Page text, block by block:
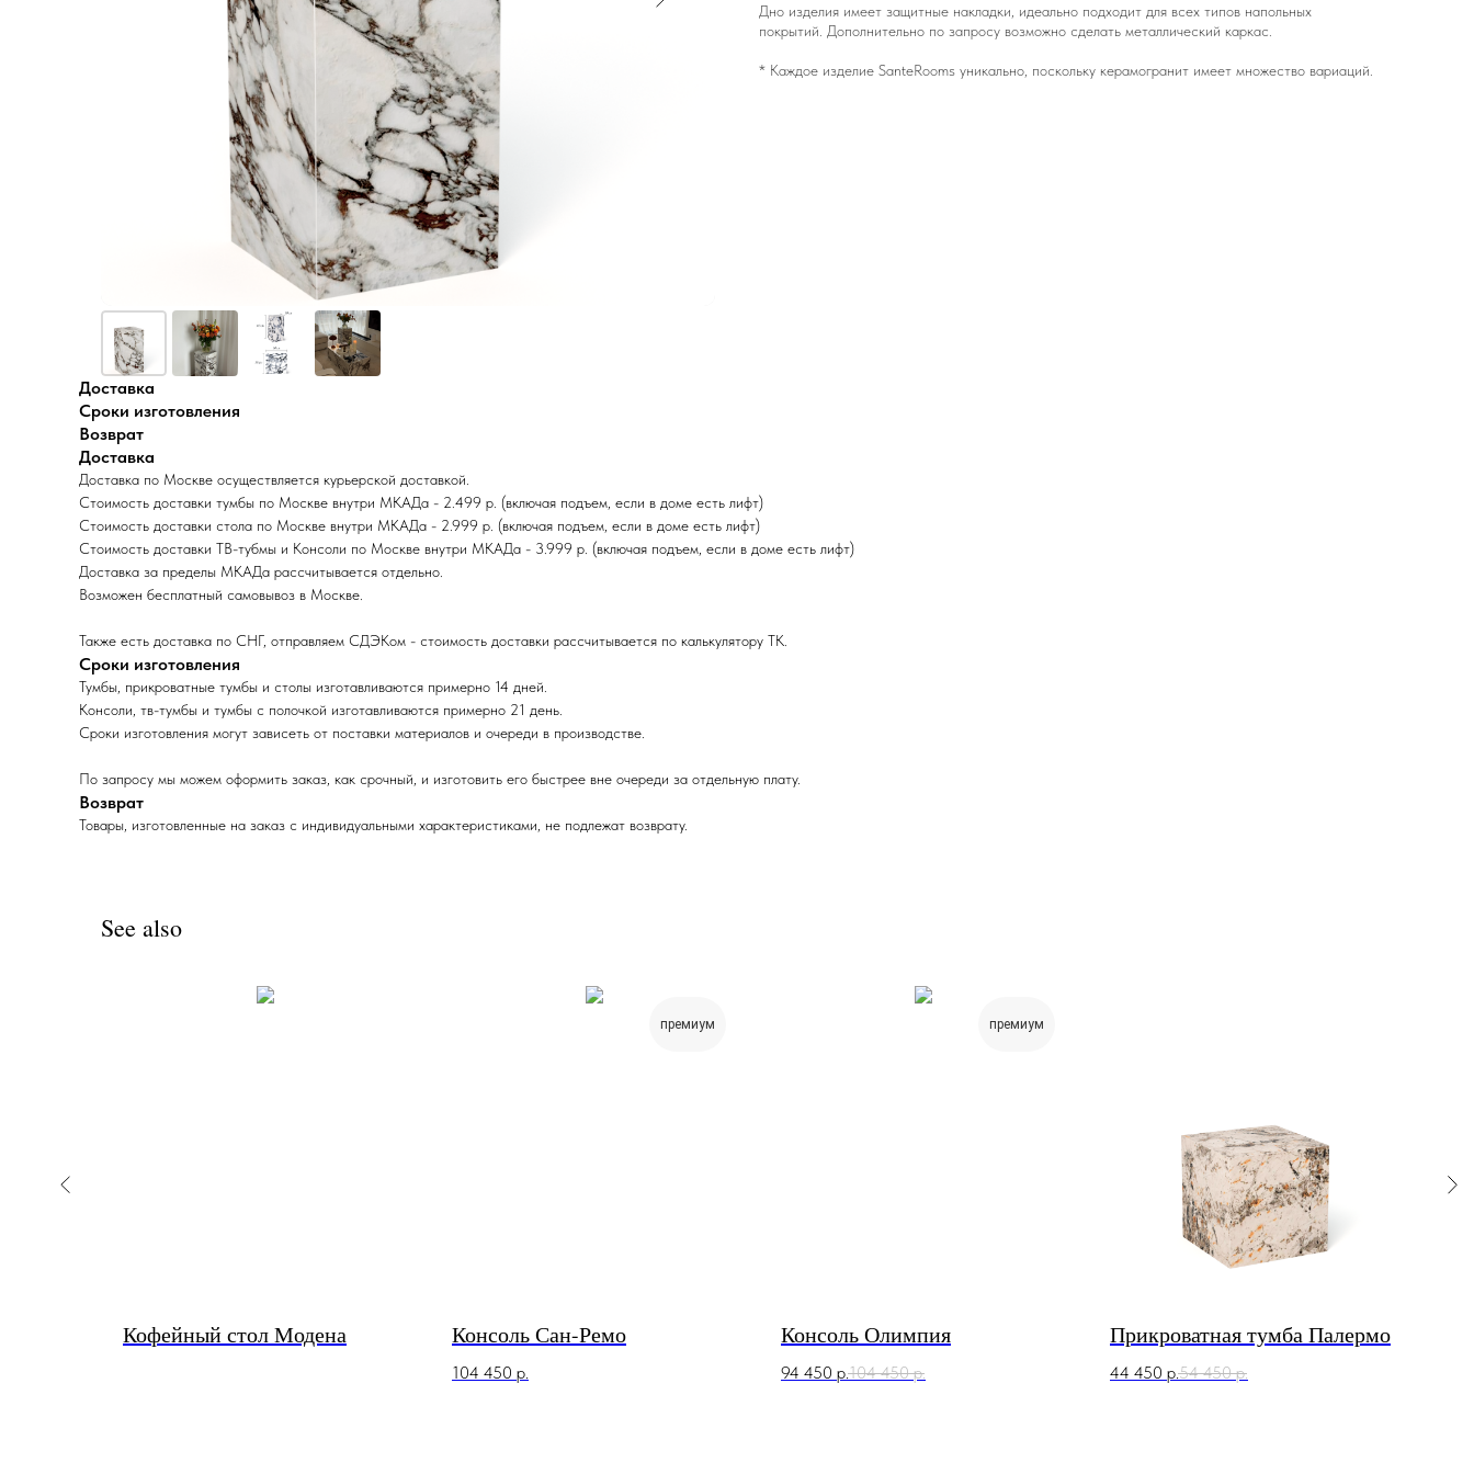
Дно изделия имеет защитные накладки, идеально подходит для всех типов напольных
покрытий. Дополнительно по запросу возможно сделать металлический каркас.
* Каждое изделие SanteRooms уникально, поскольку керамогранит имеет множество вариаций.
Доставка
Сроки изготовления
Возврат
Доставка
Доставка по Москве осуществляется курьерской доставкой.
Стоимость доставки тумбы по Москве внутри МКАДа - 2.499 р. (включая подъем, если в доме есть лифт)
Стоимость доставки стола по Москве внутри МКАДа - 2.999 р. (включая подъем, если в доме есть лифт)
Стоимость доставки ТВ-тубмы и Консоли по Москве внутри МКАДа - 3.999 р. (включая подъем, если в доме есть лифт)
Доставка за пределы МКАДа раcсчитывается отдельно.
Возможен бесплатный самовывоз в Москве.
Также есть доставка по СНГ, отправляем СДЭКом - стоимость доставки рассчитывается по калькулятору ТК.
Сроки изготовления
Тумбы, прикроватные тумбы и столы изготавливаются примерно 14 дней.
Консоли, тв-тумбы и тумбы с полочкой изготавливаются примерно 21 день.
Сроки изготовления могут зависеть от поставки материалов и очереди в производстве.
По запросу мы можем оформить заказ, как срочный, и изготовить его быстрее вне очереди за отдельную плату.
Возврат
Товары, изготовленные на заказ с индивидуальными характеристиками, не подлежат возврату.
See also
Кофейный стол Модена
премиум
Консоль Сан-Ремо
104 450 р.
премиум
Консоль Олимпия
94 450 р.104 450 р.
Прикроватная тумба Палермо
44 450 р.54 450 р.